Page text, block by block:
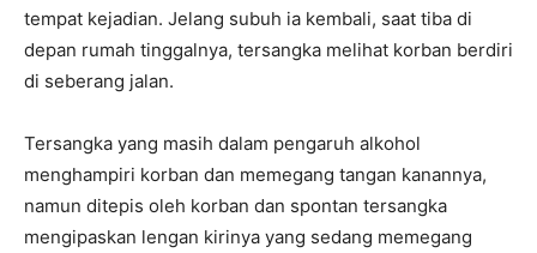
tempat kejadian. Jelang subuh ia kembali, saat tiba di
depan rumah tinggalnya, tersangka melihat korban berdiri
di seberang jalan.
Tersangka yang masih dalam pengaruh alkohol
menghampiri korban dan memegang tangan kanannya,
namun ditepis oleh korban dan spontan tersangka
mengipaskan lengan kirinya yang sedang memegang